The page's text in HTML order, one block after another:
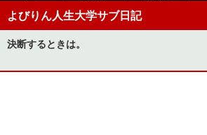
よびりん人生大学サブ日記
決断するときは。